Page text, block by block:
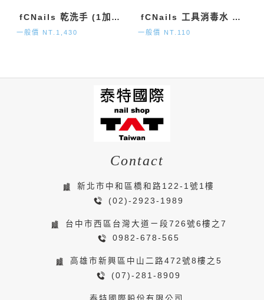
fCNails 乾洗手 (1加侖)
一般價 NT.1,430
fCNails 工具消毒水 (120ml)
一般價 NT.110
Contact
新北市中和區橋和路122-1號1樓
(02)-2923-1989
台中市西區台灣大道ㄧ段726號6樓之7
0982-678-565
高雄市新興區中山二路472號8樓之5
(07)-281-8909